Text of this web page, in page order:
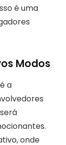
é uma
Modos
a
onde